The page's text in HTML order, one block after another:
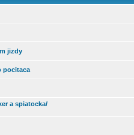
jizdy
pocitaca
a spiatocka/